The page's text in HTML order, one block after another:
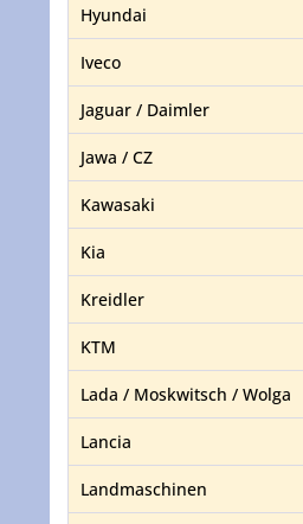
Hyundai
Iveco
Jaguar / Daimler
Jawa / CZ
Kawasaki
Kia
Kreidler
KTM
Lada / Moskwitsch / Wolga
Lancia
Landmaschinen